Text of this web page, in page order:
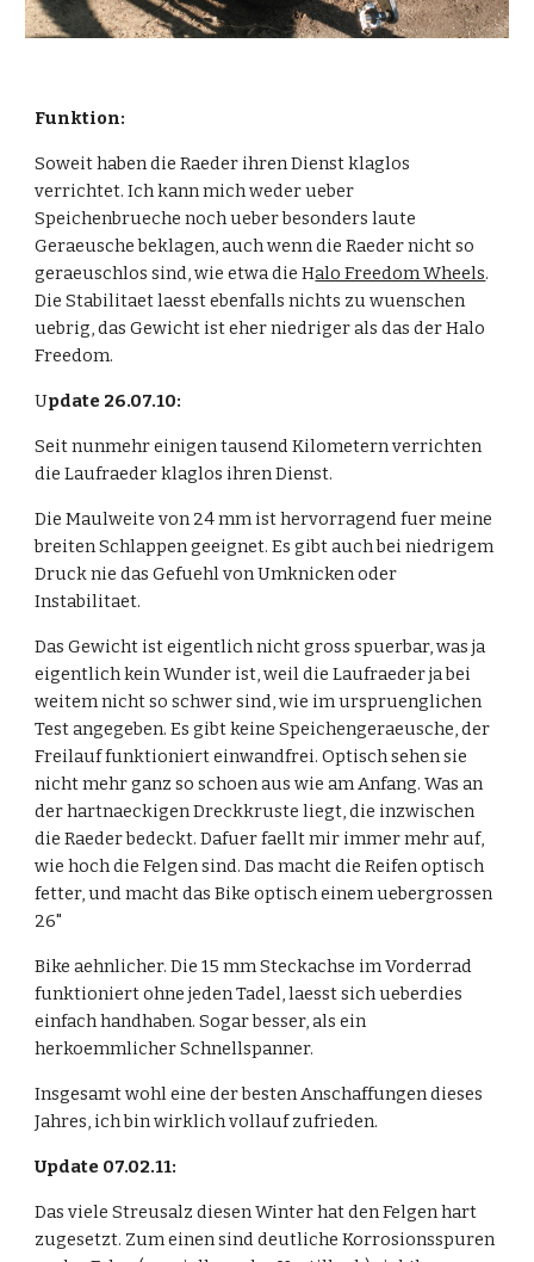
Funktion:
Soweit haben die Raeder ihren Dienst klaglos
verrichtet. Ich kann mich weder ueber
Speichenbrueche noch ueber besonders laute
Geraeusche beklagen, auch wenn die Raeder nicht so
geraeuschlos sind, wie etwa die Halo Freedom Wheels.
Die Stabilitaet laesst ebenfalls nichts zu wuenschen
uebrig, das Gewicht ist eher niedriger als das der Halo
Freedom.
Update 26.07.10:
Seit nunmehr einigen tausend Kilometern verrichten
die Laufraeder klaglos ihren Dienst.
Die Maulweite von 24 mm ist hervorragend fuer meine
breiten Schlappen geeignet. Es gibt auch bei niedrigem
Druck nie das Gefuehl von Umknicken oder
Instabilitaet.
Das Gewicht ist eigentlich nicht gross spuerbar, was ja
eigentlich kein Wunder ist, weil die Laufraeder ja bei
weitem nicht so schwer sind, wie im urspruenglichen
Test angegeben. Es gibt keine Speichengeraeusche, der
Freilauf funktioniert einwandfrei. Optisch sehen sie
nicht mehr ganz so schoen aus wie am Anfang. Was an
der hartnaeckigen Dreckkruste liegt, die inzwischen
die Raeder bedeckt. Dafuer faellt mir immer mehr auf,
wie hoch die Felgen sind. Das macht die Reifen optisch
fetter, und macht das Bike optisch einem uebergrossen
26"
Bike aehnlicher. Die 15 mm Steckachse im Vorderrad
funktioniert ohne jeden Tadel, laesst sich ueberdies
einfach handhaben. Sogar besser, als ein
herkoemmlicher Schnellspanner.
Insgesamt wohl eine der besten Anschaffungen dieses
Jahres, ich bin wirklich vollauf zufrieden.
Update 07.02.11:
Das viele Streusalz diesen Winter hat den Felgen hart
zugesetzt. Zum einen sind deutliche Korrosionsspuren